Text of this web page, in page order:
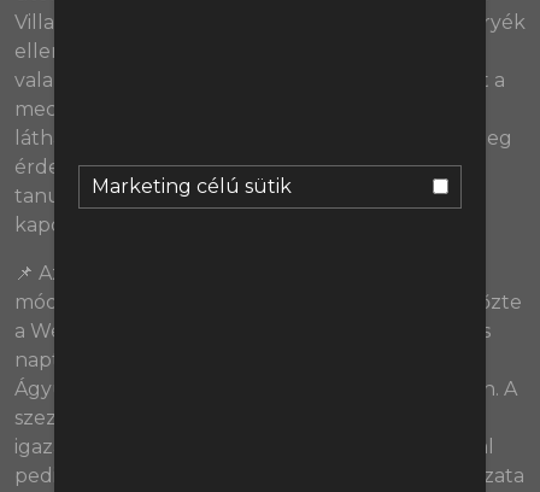
Marketing célú sütik
Villa duót. A Vörös Ördögök ebben épp egy Emeryék
elleni sikerrel léptek nagyot előre - míg a Spurs
valahogyan rendületlenül behúzza a 3 pontokat a
meccsek véghajrájában. Bár igazi rangadót nem
láthattunk a hétvégén, ez a két találkozó rengeteg
érdekességgel szolgált - no meg szintén sok
tanulsággal a 4. helyért folytatott harccal
kapcsolatban.
📌 Az Arsenal a hétvégén rendkívül megalázó
módon, minden pillanatot dominálva 6-0-ra legyőzte
a West Hamet. David Moyes csapata így a 2024-es
naptári évben még nyeretlen - utoljára épp az
Ágyúsokat tudták megverni, december legvégén. A
szezon első felében megszerzett pontok miatt
igazán nagy zuhanástól nem kell félni, Moyes-szal
pedig szinte minden évben van egy gyenge sorozata